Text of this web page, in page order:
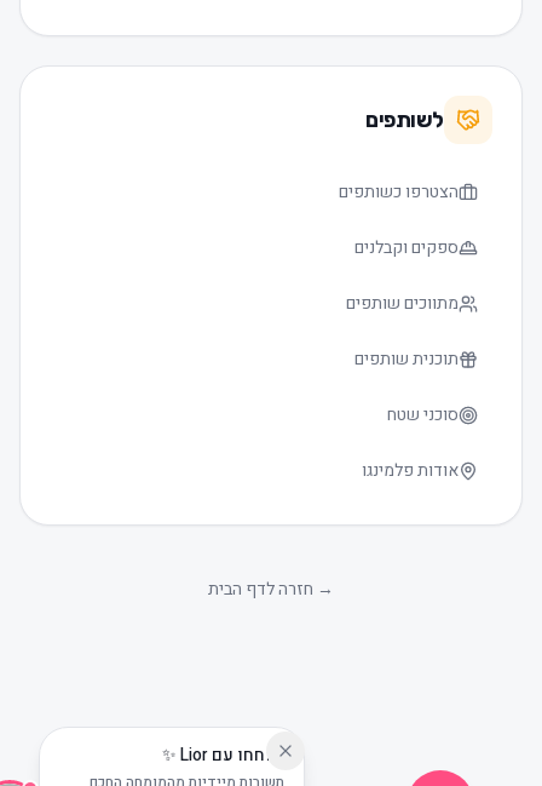
גודל טקסט
שוחחו עם Lior ✨
לשותפים
הצטרפו כשותפים
ספקים וקבלנים
מתווכים שותפים
תוכנית שותפים
סוכני שטח
אודות פלמינגו
חזרה לדף הבית